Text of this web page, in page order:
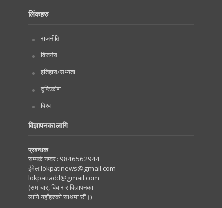
लिंकहरु
राजनीति
विजनेस
इतिहास/सभ्यता
दृष्टिकोण
विश्व
विज्ञापनका लागि
प्रबन्धक
सम्पर्क नम्वर : 9846562944
ईमेल:lokpatinews@gmail.com
lokpatiadd@gmail.com
(समाचार, विचार र विज्ञापनका
लागि यहाँहरुको साथमा छौं।)